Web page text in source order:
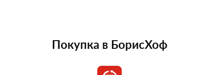
Покупка в БорисХоф